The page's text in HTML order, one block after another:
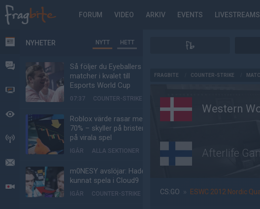
FORUM VIDEO ARKIV EVENTS LIVESTREAMS
NYHETER
FORUM
VIDEO
BEVAKAT
HÄNDELSER
LIVESÄNDNINGAR
NYHETER NYTT HETT
Så följer du Eyeballers
matcher i kvalet till
Esports World Cup
07:37 COUNTER-STRIKE
Roblox värde rasar med
70% – skyller på bristen
på virala spel
IGÅR ALLA SEKTIONER
m0NESY avslöjar: Hade
kunnat spela i Cloud9
IGÅR COUNTER-STRIKE
FRAGBITE COUNTER-STRIKE
Western
Afterlife
CS:GO » ESWC 2012 Nordic